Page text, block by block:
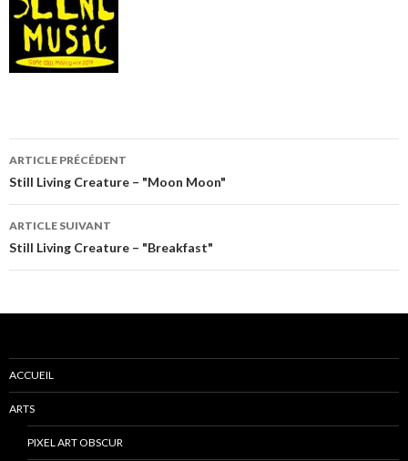
Navigation
de
l’article
ARTICLE PRÉCÉDENT
Still Living Creature – "Moon Moon"
ARTICLE SUIVANT
Still Living Creature – "Breakfast"
ACCUEIL
ARTS
PIXEL ART OBSCUR